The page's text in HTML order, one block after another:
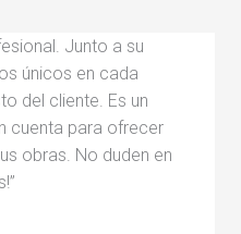
Junto a su
únicos en cada
del cliente. Es un
cuenta para ofrecer
obras. No duden en